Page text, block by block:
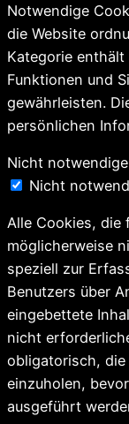
Notwendige
die Website
Kategorie
Funktionen und
gewährleisten.
persönlichen
Nicht notwendige
Nicht
Alle Cookies, die
möglicherweise
speziell zur
Benutzers über
eingebettete
nicht
obligatorisch, die
einzuholen,
ausgeführt